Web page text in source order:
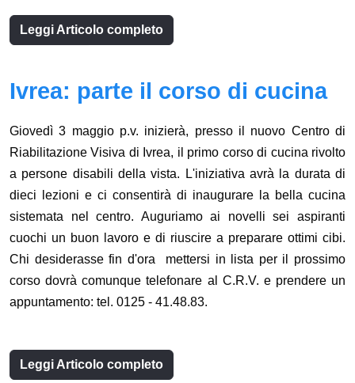
Leggi Articolo completo
Ivrea: parte il corso di cucina
Giovedì 3 maggio p.v. inizierà, presso il nuovo Centro di
Riabilitazione Visiva di Ivrea, il primo corso di cucina rivolto
a persone disabili della vista. L'iniziativa avrà la durata di
dieci lezioni e ci consentirà di inaugurare la bella cucina
sistemata nel centro. Auguriamo ai novelli sei aspiranti
cuochi un buon lavoro e di riuscire a preparare ottimi cibi.
Chi desiderasse fin d'ora mettersi in lista per il prossimo
corso dovrà comunque telefonare al C.R.V. e prendere un
appuntamento: tel. 0125 - 41.48.83.
Leggi Articolo completo